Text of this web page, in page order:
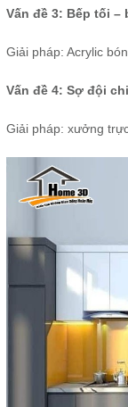
Vấn đề 3: Bếp tối –
Giải pháp: Acrylic
Vấn đề 4: Sợ đội
Giải pháp: xưởng